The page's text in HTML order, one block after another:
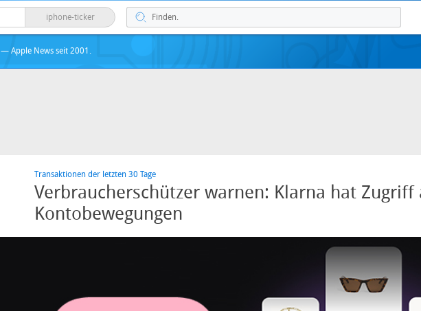
iphone-ticker
— Apple News seit 2001.
Transaktionen der letzten 30 Tage
Verbraucherschützer warnen: Klarna hat Zugriff
Kontobewegungen